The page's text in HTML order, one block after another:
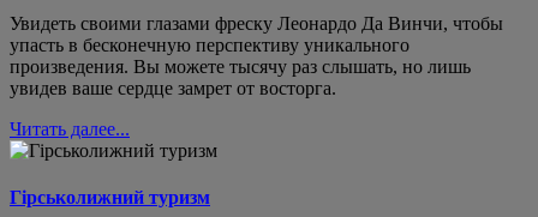
Увидеть своими глазами фреску Леонардо Да Винчи, чтобы
упасть в бесконечную перспективу уникального
произведения. Вы можете тысячу раз слышать, но лишь
увидев ваше сердце замрет от восторга.
Читать далее...
Гірськолижний туризм